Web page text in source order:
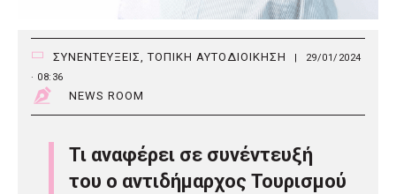
ΣΥΝΕΝΤΕΥΞΕΙΣ,ΤΟΠΙΚΗ ΑΥΤΟΔΙΟΙΚΗΣΗ
29/01/2024
· 08:36
NEWS ROOM
Τι αναφέρει σε συνέντευξή
του ο αντιδήμαρχος Τουρισμού